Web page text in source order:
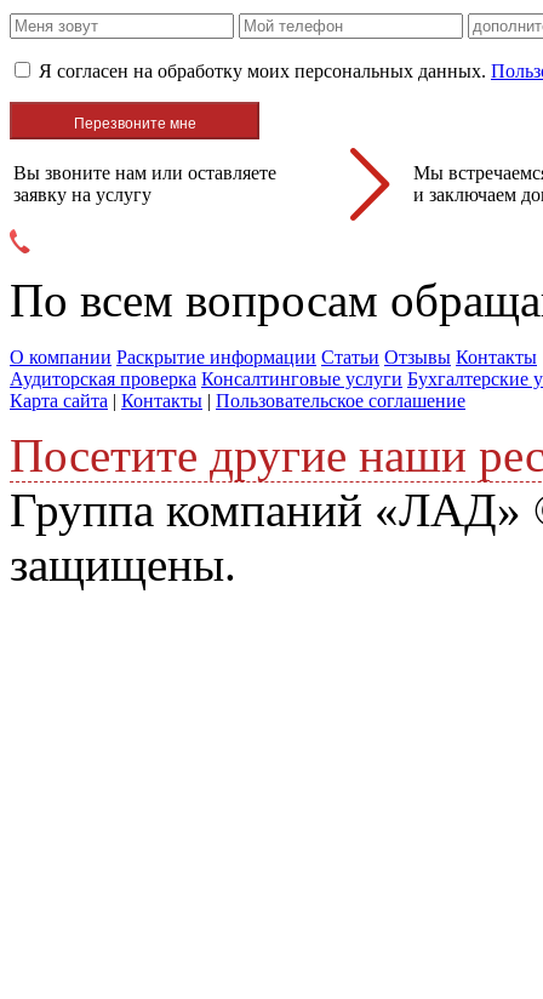
Я согласен на обработку моих персональных данных.
Вы звоните нам или оставляете
заявку на услугу
Мы
и заключаем
По всем вопросам
О компании Раскрытие информации Статьи Отзывы Контакты
Аудиторская проверка Консалтинговые услуги Бухгалтерские
Карта сайта | Контакты | Пользовательское соглашение
Посетите другие наши
Группа компаний «ЛАД»
защищены.